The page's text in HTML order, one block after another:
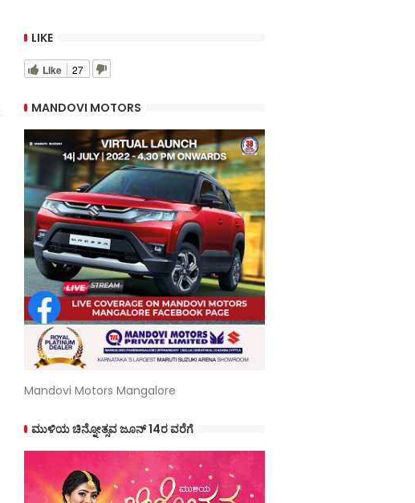
LIKE
Like 27
MANDOVI MOTORS
Mandovi Motors Mangalore
ಮುಳಿಯ ಚಿನ್ನೋತ್ಸವ ಜೂನ್ 14ರ ವರೆಗೆ